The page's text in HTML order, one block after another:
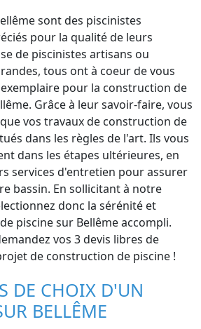
sont des piscinistes
pour la qualité de leurs
de piscinistes artisans ou
tous ont à coeur de vous
pour la construction de
Grâce à leur savoir-faire, vous
vos travaux de construction de
dans les règles de l'art. Ils vous
dans les étapes ultérieures, en
services d'entretien pour assurer
bassin. En sollicitant à notre
donc la sérénité et
piscine sur Bellême accompli.
vos 3 devis libres de
de construction de piscine !
DE CHOIX D'UN
BELLÊME